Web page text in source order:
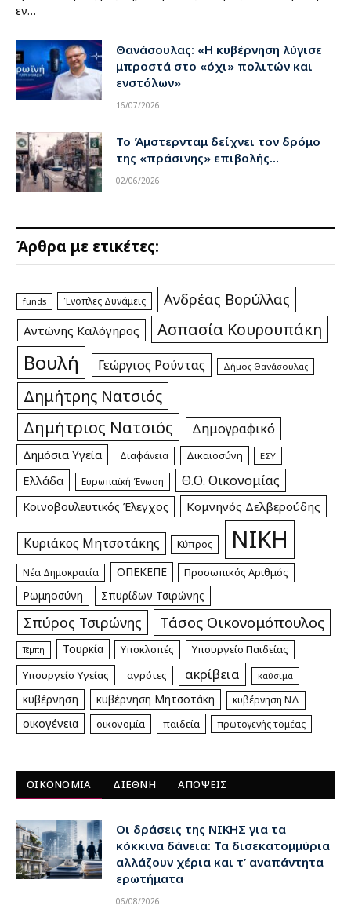
εν…
Θανάσουλας: «Η κυβέρνηση λύγισε
μπροστά στο «όχι» πολιτών και
ενστόλων»
16/07/2026
Το Άμστερνταμ δείχνει τον δρόμο
της «πράσινης» επιβολής…
02/06/2026
Άρθρα με ετικέτες:
funds Ένοπλες Δυνάμεις Ανδρέας Βορύλλας
Αντώνης Καλόγηρος Ασπασία Κουρουπάκη
Βουλή Γεώργιος Ρούντας Δήμος Θανάσουλας
Δημήτρης Νατσιός
Δημήτριος Νατσιός Δημογραφικό
Δημόσια Υγεία Διαφάνεια Δικαιοσύνη ΕΣΥ
Ελλάδα Ευρωπαϊκή Ένωση Θ.Ο. Οικονομίας
Κοινοβουλευτικός Έλεγχος Κομνηνός Δελβερούδης
Κυριάκος Μητσοτάκης Κύπρος ΝΙΚΗ
Νέα Δημοκρατία ΟΠΕΚΕΠΕ Προσωπικός Αριθμός
Ρωμηοσύνη Σπυρίδων Τσιρώνης
Σπύρος Τσιρώνης Τάσος Οικονομόπουλος
Τέμπη Τουρκία Υποκλοπές
Υπουργείο Παιδείας
Υπουργείο Υγείας
αγρότες ακρίβεια καύσιμα
κυβέρνηση κυβέρνηση Μητσοτάκη κυβέρνηση ΝΔ
οικογένεια οικονομία παιδεία πρωτογενής τομέας
ΟΙΚΟΝΟΜΙΑ ΔΙΕΘΝΗ ΑΠΟΨΕΙΣ
Οι δράσεις της ΝΙΚΗΣ για τα
κόκκινα δάνεια: Τα δισεκατομμύρια
αλλάζουν χέρια και τ’ αναπάντητα
ερωτήματα
06/08/2026